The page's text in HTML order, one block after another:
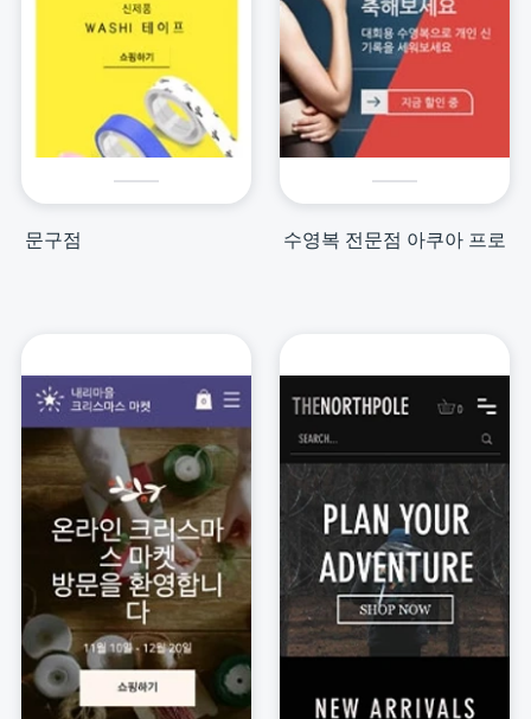
문구점 수영복 전문점 아쿠아 프로